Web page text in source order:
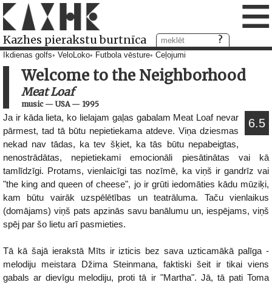
Kazhes pierakstu burtnīca ≡
Ikdienas golfs VeloLoko Futbola vēsture Ceļojumi
Welcome to the Neighborhood
Meat Loaf
music— USA— 1995
6.5
Ja ir kāda lieta, ko lielajam gaļas gabalam Meat Loaf nevar
pārmest, tad tā būtu nepietiekama atdeve. Viņa dziesmas
nekad nav tādas, ka tev šķiet, ka tās būtu nepabeigtas,
nenostrādātas, nepietiekami emocionāli piesātinātas vai kā
tamlīdzīgi. Protams, vienlaicīgi tas nozīmē, ka viņš ir gandrīz vai
"the king and queen of cheese", jo ir grūti iedomāties kādu mūziķi,
kam būtu vairāk uzspēlētības un teatrāluma. Taču vienlaikus
(domājams) viņš pats apzinās savu banālumu un, iespējams, viņš
spēj par šo lietu arī pasmieties.
Tā kā šajā ierakstā Mīts ir izticis bez sava uzticamākā palīga -
melodiju meistara Džima Steinmana, faktiski šeit ir tikai viens
gabals ar dievīgu melodiju, proti tā ir "Martha". Jā, tā pati Toma